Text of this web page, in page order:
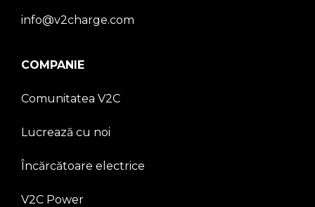
info@v2charge.com
COMPANIE
Comunitatea V2C
Lucrează cu noi
Încărcătoare electrice
V2C Power